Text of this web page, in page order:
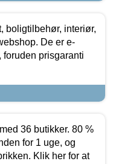
boligtilbehør, interiør,
De er e-
prisgaranti
36 butikker. 80 %
for 1 uge, og
Klik her for at